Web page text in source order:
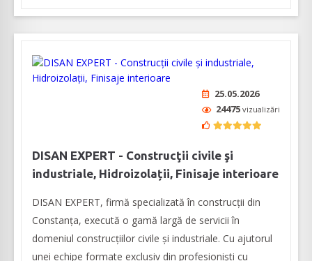
25.05.2026
24475 vizualizări
DISAN EXPERT - Construcţii civile şi
industriale, Hidroizolații, Finisaje interioare
DISAN EXPERT, firmă specializată în construcţii din
Constanţa, execută o gamă largă de servicii în
domeniul construcțiilor civile și industriale. Cu ajutorul
unei echipe formate exclusiv din profesioniști cu